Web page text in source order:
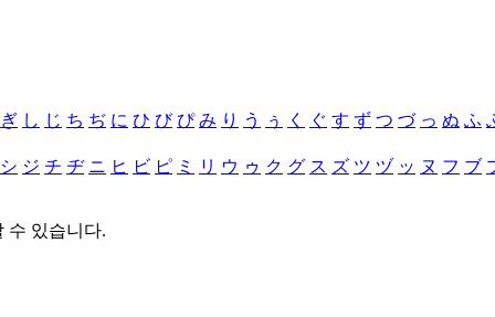
ぎ し じ ち ぢ に ひ び ぴ み り う ぅ く ぐ す ず つ づ っ ぬ ふ
シ ジ チ ヂ ニ ヒ ビ ピ ミ リ ウ ゥ ク グ ス ズ ツ ヅ ッ ヌ フ ブ
수 있습니다.